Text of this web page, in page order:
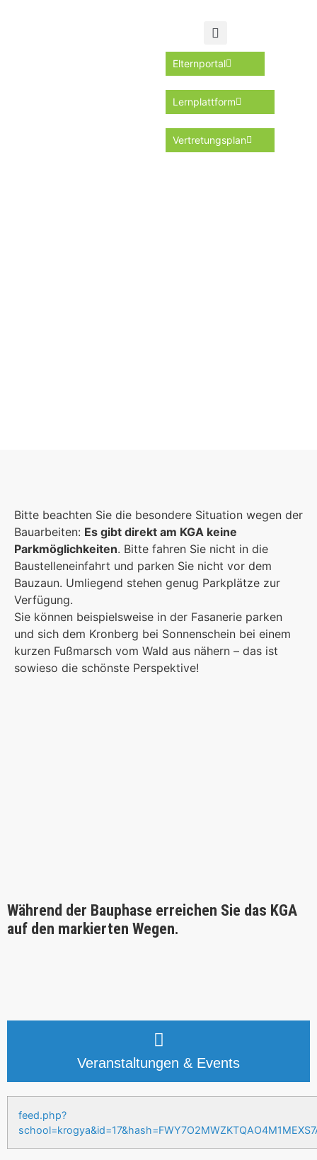
Elternportal
Lernplattform
Vertretungsplan
Es kommt auf jeden Einzelnen an, zusammen
sind wir eine starke Gemeinschaft.
Foto: KGA CC BY NC
Mehr erfahren
Bitte beachten Sie die besondere Situation wegen der
Bauarbeiten: Es gibt direkt am KGA keine
Parkmöglichkeiten. Bitte fahren Sie nicht in die
Baustelleneinfahrt und parken Sie nicht vor dem
Bauzaun. Umliegend stehen genug Parkplätze zur
Verfügung.
Sie können beispielsweise in der Fasanerie parken
und sich dem Kronberg bei Sonnenschein bei einem
kurzen Fußmarsch vom Wald aus nähern – das ist
sowieso die schönste Perspektive!
Während der Bauphase erreichen Sie das KGA
auf den markierten Wegen.
Veranstaltungen & Events
feed.php?